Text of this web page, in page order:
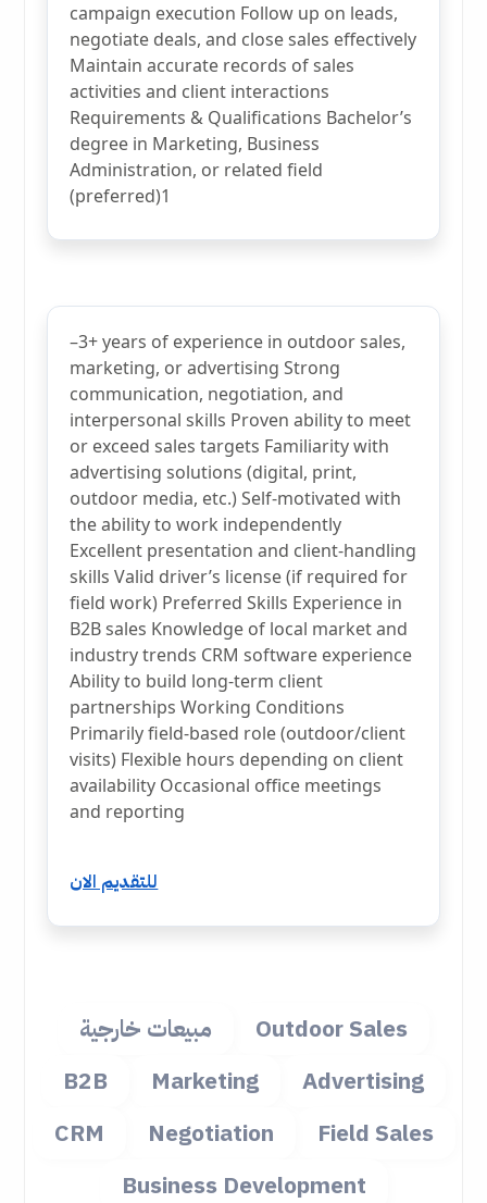
campaign execution Follow up on leads,
negotiate deals, and close sales effectively
Maintain accurate records of sales
activities and client interactions
Requirements & Qualifications Bachelor’s
degree in Marketing, Business
Administration, or related field
(preferred)1
–3+ years of experience in outdoor sales,
marketing, or advertising Strong
communication, negotiation, and
interpersonal skills Proven ability to meet
or exceed sales targets Familiarity with
advertising solutions (digital, print,
outdoor media, etc.) Self-motivated with
the ability to work independently
Excellent presentation and client-handling
skills Valid driver’s license (if required for
field work) Preferred Skills Experience in
B2B sales Knowledge of local market and
industry trends CRM software experience
Ability to build long-term client
partnerships Working Conditions
Primarily field-based role (outdoor/client
visits) Flexible hours depending on client
availability Occasional office meetings
and reporting
للتقديم الان
Outdoor Sales
مبيعات خارجية
Advertising
Marketing
B2B
Field Sales
Negotiation
CRM
Business Development